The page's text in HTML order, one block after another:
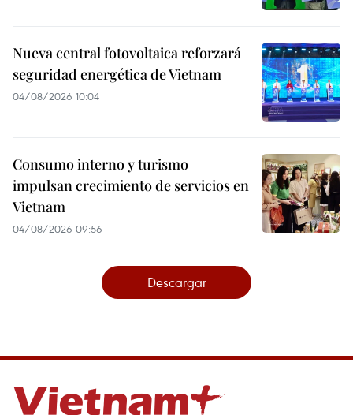
Nueva central fotovoltaica reforzará
seguridad energética de Vietnam
04/08/2026 10:04
Consumo interno y turismo
impulsan crecimiento de servicios en
Vietnam
04/08/2026 09:56
Descargar